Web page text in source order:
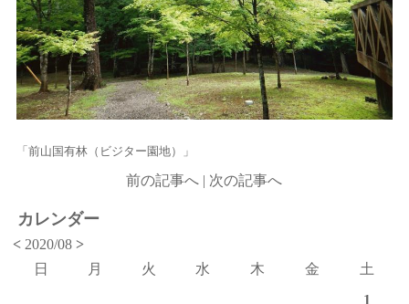
「前山国有林（ビジター園地）」
前の記事へ | 次の記事へ
カレンダー
< 2020/08>
日
月 火 水 木 金
土
1